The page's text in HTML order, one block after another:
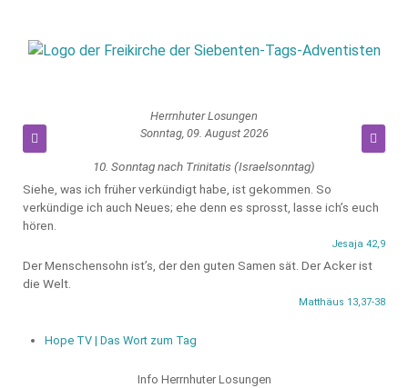
Herrnhuter Losungen
Sonntag, 09. August 2026
10. Sonntag nach Trinitatis (Israelsonntag)
Siehe, was ich früher verkündigt habe, ist gekommen. So
verkündige ich auch Neues; ehe denn es sprosst, lasse ich’s euch
hören.
Jesaja 42,9
Der Menschensohn ist’s, der den guten Samen sät. Der Acker ist
die Welt.
Matthäus 13,37-38
Hope TV | Das Wort zum Tag
Info Herrnhuter Losungen